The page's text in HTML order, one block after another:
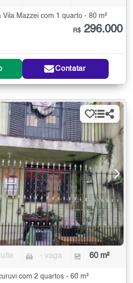
Mazzei com 1 quarto - 80 m²
R$ 296.000
Contatar
- vaga 60 m²
com 2 quartos - 60 m²